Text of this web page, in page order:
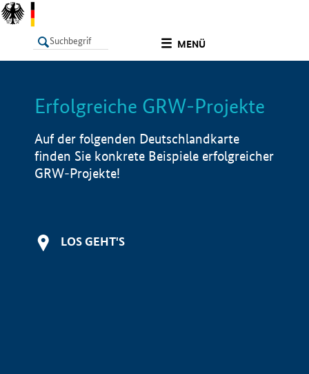
MENÜ
LISTE Info
Erfolgreiche GRW-Projekte
Auf der folgenden Deutschlandkarte
finden Sie konkrete Beispiele erfolgreicher
GRW-Projekte!
LOS GEHT'S